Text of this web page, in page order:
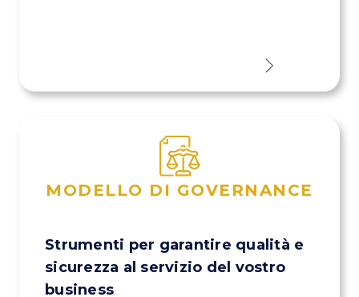
MODELLO DI GOVERNANCE
Strumenti per garantire qualità e
sicurezza al servizio del vostro
business